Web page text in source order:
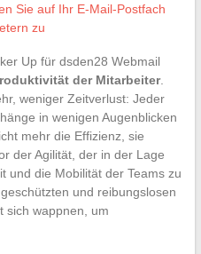
Sie auf Ihr E-Mail-Postfach
zu
Up für dsden28 Webmail
der Mitarbeiter.
weniger Zeitverlust: Jeder
in wenigen Augenblicken
mehr die Effizienz, sie
der Agilität, der in der Lage
und die Mobilität der Teams zu
und reibungslosen
sich wappnen, um